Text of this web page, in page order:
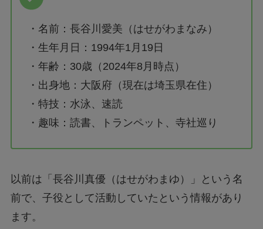
・名前：長谷川愛美（はせがわまなみ）
・生年月日：1994年1月19日
・年齢：30歳（2024年8月時点）
・出身地：大阪府（現在は埼玉県在住）
・特技：水泳、速読
・趣味：読書、トランペット、寺社巡り
以前は「長谷川真優（はせがわまゆ）」という名
前で、子役として活動していたという情報があり
ます。